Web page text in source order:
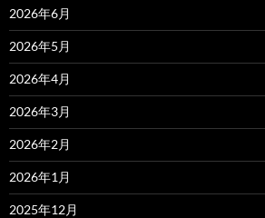
2026年6月
2026年5月
2026年4月
2026年3月
2026年2月
2026年1月
2025年12月